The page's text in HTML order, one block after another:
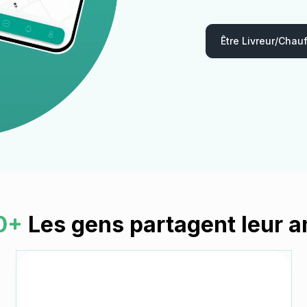
Être Livreur/
Les gens partagent leur